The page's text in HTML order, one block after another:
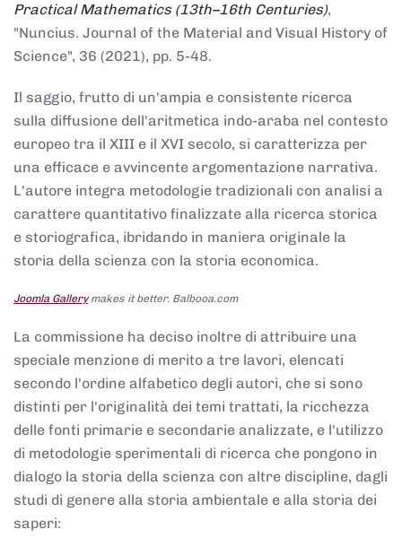
Practical Mathematics (13th–16th Centuries),
"Nuncius. Journal of the Material and Visual History of
Science", 36 (2021), pp. 5-48.
Il saggio, frutto di un'ampia e consistente ricerca
sulla diffusione dell'aritmetica indo-araba nel contesto
europeo tra il XIII e il XVI secolo, si caratterizza per
una efficace e avvincente argomentazione narrativa.
L'autore integra metodologie tradizionali con analisi a
carattere quantitativo finalizzate alla ricerca storica
e storiografica, ibridando in maniera originale la
storia della scienza con la storia economica.
Joomla Gallerymakes it better. Balbooa.com
La commissione ha deciso inoltre di attribuire una
speciale menzione di merito a tre lavori, elencati
secondo l'ordine alfabetico degli autori, che si sono
distinti per l'originalità dei temi trattati, la ricchezza
delle fonti primarie e secondarie analizzate, e l'utilizzo
di metodologie sperimentali di ricerca che pongono in
dialogo la storia della scienza con altre discipline, dagli
studi di genere alla storia ambientale e alla storia dei
saperi: